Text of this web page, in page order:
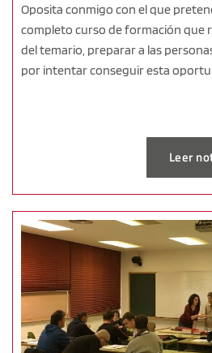
Oposita conmigo con el que
completo curso de formación que
del temario, preparar a las
por intentar conseguir esta
Leer